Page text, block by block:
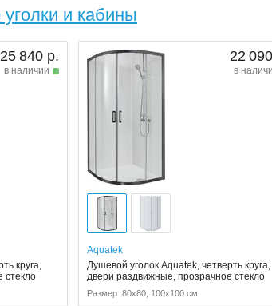
и кабины
25 840 р.
в наличии
круга,
стекло
22
в
Aquatek
Душевой уголок Aquatek, четверть круга,
двери раздвижные, прозрачное стекло
Размер: 80x80, 100x100 см